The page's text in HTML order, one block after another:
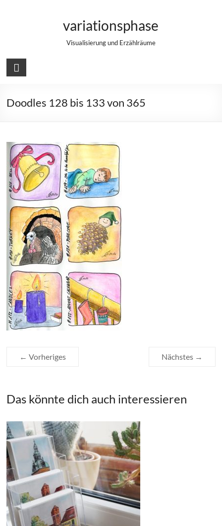
variationsphase
Visualisierung und Erzählräume
Doodles 128 bis 133 von 365
← Vorheriges Nächstes →
Das könnte dich auch interessieren